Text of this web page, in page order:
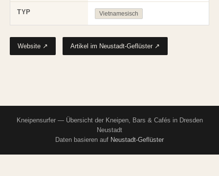
TYP Vietnamesisch
Website ↗ Artikel im Neustadt-Geflüster ↗
Kneipensurfer — Übersicht der Kneipen, Bars & Cafés in Dresden
Neustadt
Daten basieren auf Neustadt-Geflüster